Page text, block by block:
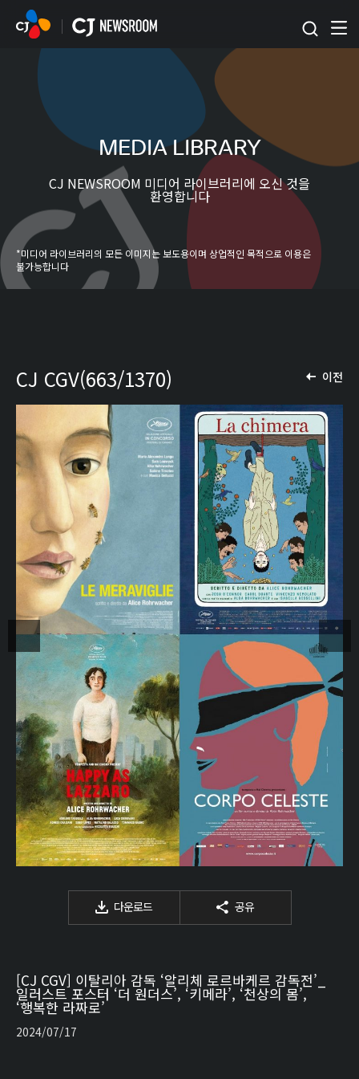
본문 바로가기
MEDIA LIBRARY
CJ NEWSROOM 미디어 라이브러리에 오신 것을
환영합니다
*미디어 라이브러리의 모든 이미지는 보도용이며 상업적인 목적으로 이용은
불가능합니다
이전
CJ CGV(663/1370)
다운로드 공유
[CJ CGV] 이탈리아 감독 ‘알리체 로르바케르 감독전’_
일러스트 포스터 ‘더 원더스’, ‘키메라’, ‘천상의 몸’,
‘행복한 라짜로’
2024/07/17